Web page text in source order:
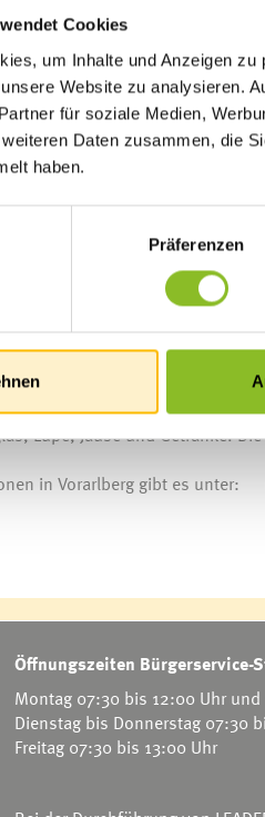
Cookies
um Inhalte und Anzeigen
Website zu analysieren.
für soziale Medien,
Daten zusammen, die
haben.
Präferenzen
Frastanz
besonderen
erkunden Interessierte mit
Amann und Markus Burtscher.
Uhr beim Rathaus Frastanz
Pflanzen natürliche Barrieren
so wichtig ist. Mit dem
Ansätze vorgestellt, wie diese
ist nicht erforderlich.
Lupe, Jause und Getränke.
in Vorarlberg gibt es unter:
Öffnungszeiten Bürgerservice-
Montag 07:30 bis 12:00 Uhr
Dienstag bis Donnerstag 07:30
Freitag 07:30 bis 13:00 Uhr